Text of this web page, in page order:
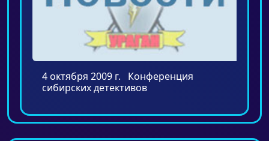
4 октября 2009 г. Конференция
сибирских детективов